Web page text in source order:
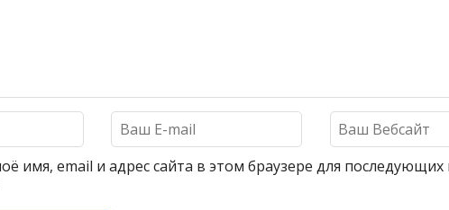
имя, email и адрес сайта в этом браузере для